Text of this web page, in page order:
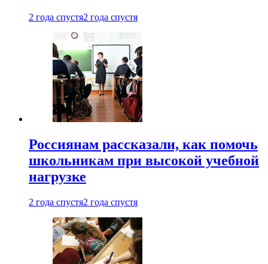
2 года спустя2 года спустя
Россиянам рассказали, как помочь
школьникам при высокой учебной
нагрузке
2 года спустя2 года спустя